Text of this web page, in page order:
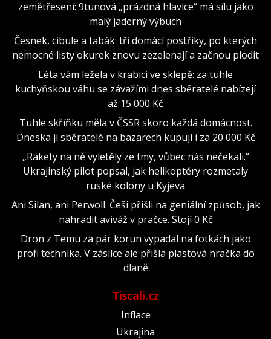
zemětřesení: 9tunová „prázdná hlavice“ má sílu jako
malý jaderný výbuch
Česnek, cibule a tabák: tři domácí postřiky, po kterých
nemocné listy okurek znovu zezelenají a začnou plodit
Léta vám ležela v krabici ve sklepě: za tuhle
kuchyňskou váhu se závažími dnes sběratelé nabízejí
až 15 000 Kč
Tuhle skříňku měla v ČSSR skoro každá domácnost.
Dneska ji sběratelé na bazarech kupují i za 20 000 Kč
„Rakety na ně vyletěly ze tmy, vůbec nás nečekali.“
Ukrajinský pilot popsal, jak helikoptéry rozmetaly
ruské kolony u Kyjeva
Ani Silan, ani Perwoll. Češi přišli na geniální způsob, jak
nahradit aviváž v pračce. Stojí 0 Kč
Dron z Temu za pár korun vypadal na fotkách jako
profi technika. V zásilce ale přišla plastová hračka do
dlaně
Tiscali.cz
Inflace
Ukrajina